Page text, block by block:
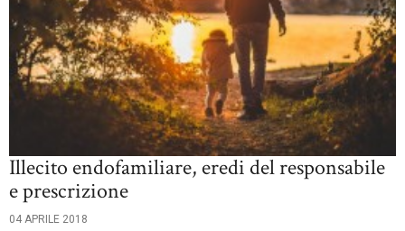
Illecito endofamiliare, eredi del responsabile
e prescrizione
04 APRILE 2018